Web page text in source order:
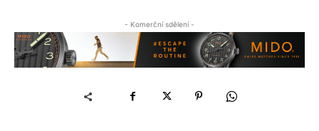
- Komerční sdělení -